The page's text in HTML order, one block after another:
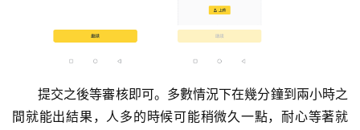
提交之後等審核即可。多數情況下在幾分鐘到兩小時之
間就能出結果，人多的時候可能稍微久一點，耐心等著就